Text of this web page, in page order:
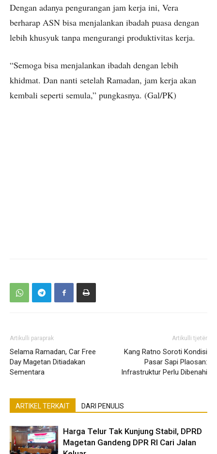
Dengan adanya pengurangan jam kerja ini, Vera
berharap ASN bisa menjalankan ibadah puasa dengan
lebih khusyuk tanpa mengurangi produktivitas kerja.
“Semoga bisa menjalankan ibadah dengan lebih
khidmat. Dan nanti setelah Ramadan, jam kerja akan
kembali seperti semula,” pungkasnya. (Gal/PK)
Artikulli paraprak
Selama Ramadan, Car Free
Day Magetan Ditiadakan
Sementara
Artikulli tjetër
Kang Ratno Soroti Kondisi
Pasar Sapi Plaosan:
Infrastruktur Perlu Dibenahi
ARTIKEL TERKAIT DARI PENULIS
Harga Telur Tak Kunjung Stabil, DPRD
Magetan Gandeng DPR RI Cari Jalan